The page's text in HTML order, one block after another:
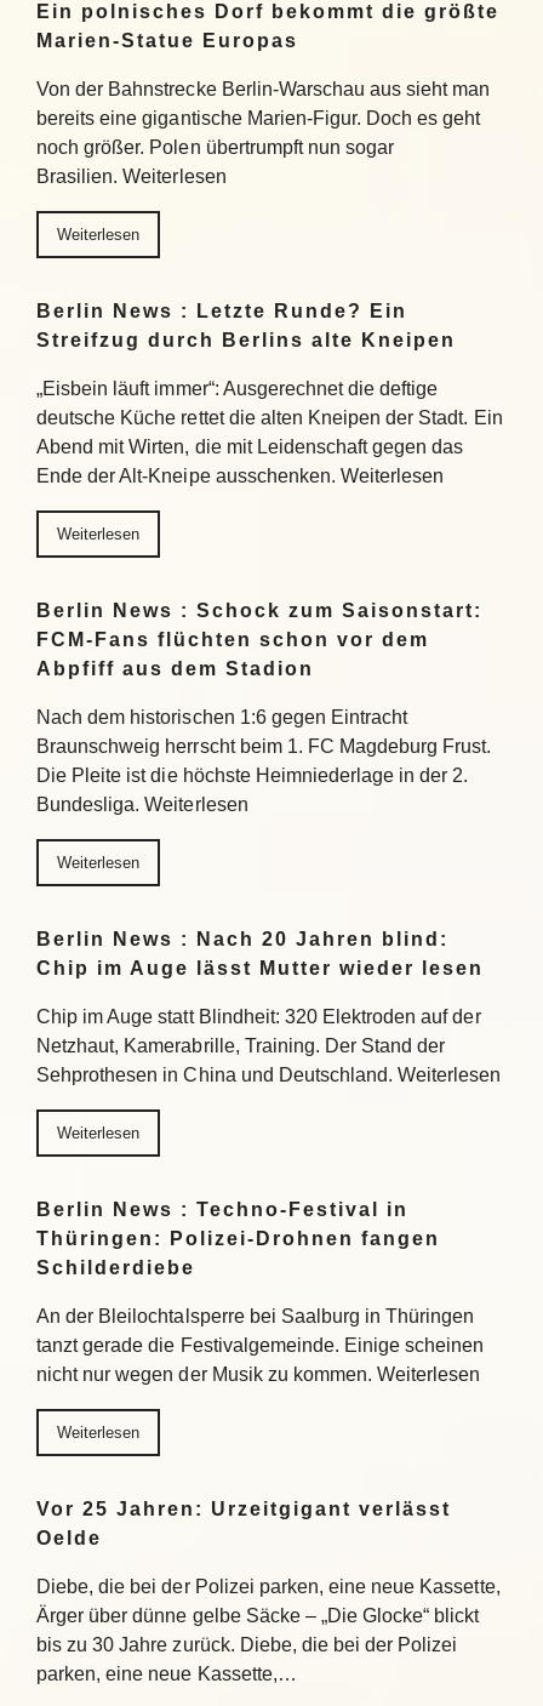
Ein polnisches Dorf bekommt die größte
Marien-Statue Europas
Von der Bahnstrecke Berlin-Warschau aus sieht man
bereits eine gigantische Marien-Figur. Doch es geht
noch größer. Polen übertrumpft nun sogar
Brasilien. Weiterlesen
Weiterlesen
Berlin News : Letzte Runde? Ein
Streifzug durch Berlins alte Kneipen
„Eisbein läuft immer“: Ausgerechnet die deftige
deutsche Küche rettet die alten Kneipen der Stadt. Ein
Abend mit Wirten, die mit Leidenschaft gegen das
Ende der Alt-Kneipe ausschenken. Weiterlesen
Weiterlesen
Berlin News : Schock zum Saisonstart:
FCM-Fans flüchten schon vor dem
Abpfiff aus dem Stadion
Nach dem historischen 1:6 gegen Eintracht
Braunschweig herrscht beim 1. FC Magdeburg Frust.
Die Pleite ist die höchste Heimniederlage in der 2.
Bundesliga. Weiterlesen
Weiterlesen
Berlin News : Nach 20 Jahren blind:
Chip im Auge lässt Mutter wieder lesen
Chip im Auge statt Blindheit: 320 Elektroden auf der
Netzhaut, Kamerabrille, Training. Der Stand der
Sehprothesen in China und Deutschland. Weiterlesen
Weiterlesen
Berlin News : Techno-Festival in
Thüringen: Polizei-Drohnen fangen
Schilderdiebe
An der Bleilochtalsperre bei Saalburg in Thüringen
tanzt gerade die Festivalgemeinde. Einige scheinen
nicht nur wegen der Musik zu kommen. Weiterlesen
Weiterlesen
Vor 25 Jahren: Urzeitgigant verlässt
Oelde
Diebe, die bei der Polizei parken, eine neue Kassette,
Ärger über dünne gelbe Säcke – „Die Glocke“ blickt
bis zu 30 Jahre zurück. Diebe, die bei der Polizei
parken, eine neue Kassette,…